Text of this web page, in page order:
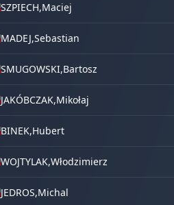
SZPIECH,Maciej
MADEJ,Sebastian
SMUGOWSKI,Bartosz
JAKÓBCZAK,Mikołaj
BINEK,Hubert
WOJTYLAK,Włodzimierz
JEDROS,Michal